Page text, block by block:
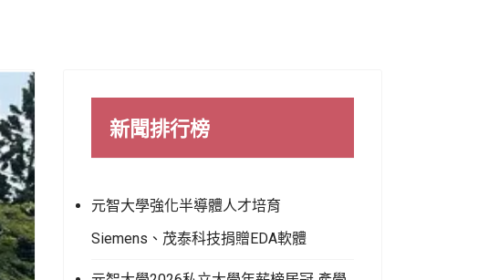
新聞排行榜
元智大學強化半導體人才培育
Siemens、茂泰科技捐贈EDA軟體